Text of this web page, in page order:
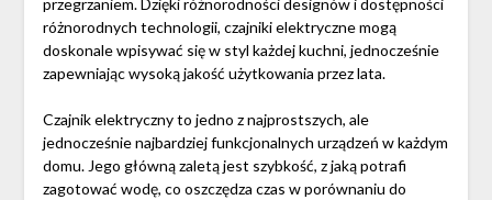
różnorodnych technologii, czajniki elektryczne mogą
doskonale wpisywać się w styl każdej kuchni, jednocześnie
zapewniając wysoką jakość użytkowania przez lata.
Czajnik elektryczny to jedno z najprostszych, ale
jednocześnie najbardziej funkcjonalnych urządzeń w każdym
domu. Jego główną zaletą jest szybkość, z jaką potrafi
zagotować wodę, co oszczędza czas w porównaniu do